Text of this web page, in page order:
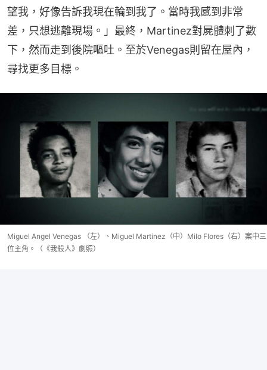
望我，好像告訴我現在輪到我了。當時我感到非常
差，只想逃離現場。」最終，Martinez對屍體刺了數
下，然而走到後院嘔吐。至於Venegas則留在屋內，
尋找更多目標。
Miguel Angel Venegas （左）、Miguel Martinez（中）Milo Flores（右）案中三
位主角。（《我殺人》劇照）